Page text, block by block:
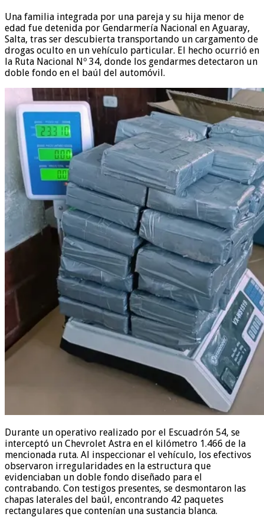
Una familia integrada por una pareja y su hija menor de
edad fue detenida por Gendarmería Nacional en Aguaray,
Salta, tras ser descubierta transportando un cargamento de
drogas oculto en un vehículo particular. El hecho ocurrió en
la Ruta Nacional Nº 34, donde los gendarmes detectaron un
doble fondo en el baúl del automóvil.
Durante un operativo realizado por el Escuadrón 54, se
interceptó un Chevrolet Astra en el kilómetro 1.466 de la
mencionada ruta. Al inspeccionar el vehículo, los efectivos
observaron irregularidades en la estructura que
evidenciaban un doble fondo diseñado para el
contrabando. Con testigos presentes, se desmontaron las
chapas laterales del baúl, encontrando 42 paquetes
rectangulares que contenían una sustancia blanca.